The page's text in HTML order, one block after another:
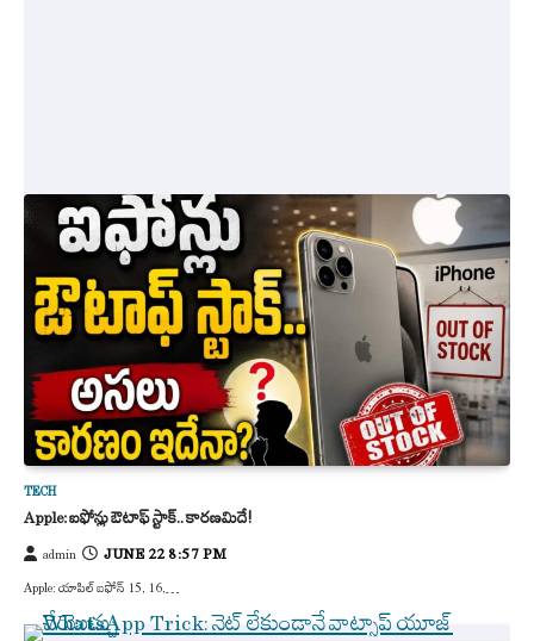
TECH
Apple: ఐఫోన్లు ఔటాఫ్ స్టాక్.. కారణమిదే!
admin JUNE 22 8:57 PM
Apple: యాపిల్ ఐఫోన్ 15, 16,…